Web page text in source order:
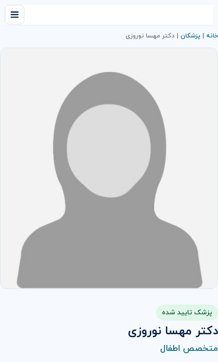
خانه | پزشکان | دکتر مهسا نوروزی
پزشک تایید شده
دکتر مهسا نوروزی
متخصص اطفال